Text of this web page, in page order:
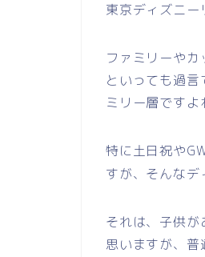
東京ディズニー
ファミリーや
といっても過
ミリー層ですよ
特に土日祝や
すが、そんなデ
それは、子供
思いますが、